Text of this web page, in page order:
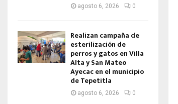
agosto 6, 2026 0
Realizan campaña de
esterilización de
perros y gatos en Villa
Alta y San Mateo
Ayecac en el municipio
de Tepetitla
agosto 6, 2026 0